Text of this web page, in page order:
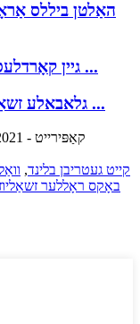
האַלטן ביללס
גיין קאָרדלעסס מיט פֿענצטער זשאַליוזן קען זיין ...
גלאבאלע זשאַליוזן און שיידז מאַרק צו דערגרייכן ...
© קאַפּירייט - 2010-2021: כל הזכויות שמורות.
קייט געטריבן בלינד,
באָקס ראָללער